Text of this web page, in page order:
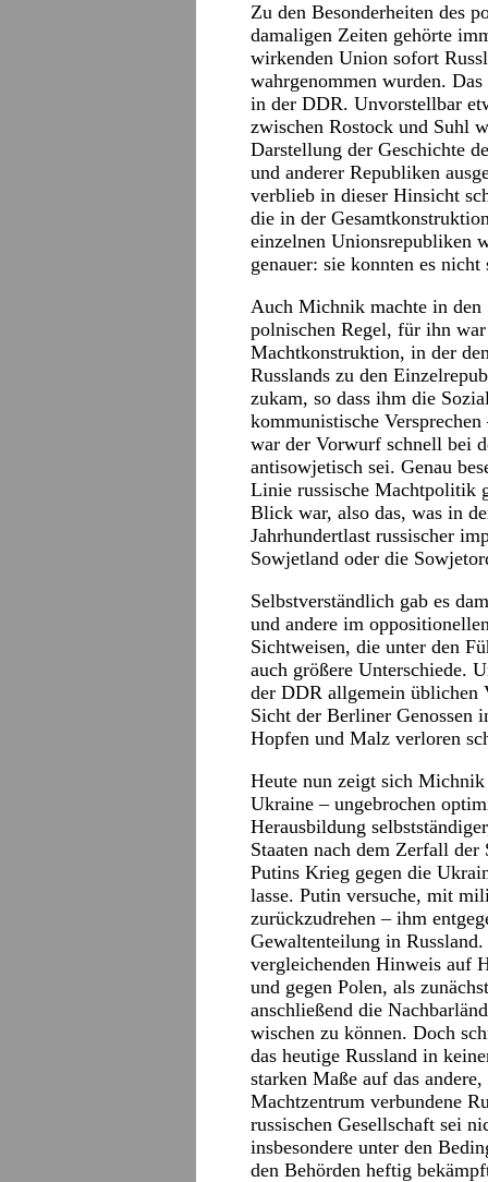
Zu den Besonderheiten des
damaligen Zeiten gehörte
wirkenden Union sofort
wahrgenommen wurden.
in der DDR. Unvorstellbar
zwischen Rostock und Suhl
Darstellung der Geschichte
und anderer Republiken
verblieb in dieser Hinsicht
die in der
einzelnen Unionsrepubliken
genauer: sie konnten es nicht
Auch Michnik machte in den
polnischen Regel, für ihn
Machtkonstruktion, in der
Russlands zu den
zukam, so dass ihm die
kommunistische
war der Vorwurf schnell bei
antisowjetisch sei. Genau
Linie russische Machtpolitik
Blick war, also das, was in
Jahrhundertlast russischer
Sowjetland oder die
Selbstverständlich gab es
und andere im
Sichtweisen, die unter den
auch größere Unterschiede.
der DDR allgemein üblichen
Sicht der Berliner Genossen
Hopfen und Malz verloren
Heute nun zeigt sich
Ukraine – ungebrochen
Herausbildung
Staaten nach dem Zerfall
Putins Krieg gegen die
lasse. Putin versuche, mit
zurückzudrehen – ihm
Gewaltenteilung in
vergleichenden Hinweis auf
und gegen Polen, als
anschließend die
wischen zu können. Doch
das heutige Russland in
starken Maße auf das
Machtzentrum verbundene
russischen Gesellschaft sei
insbesondere unter den
den Behörden heftig